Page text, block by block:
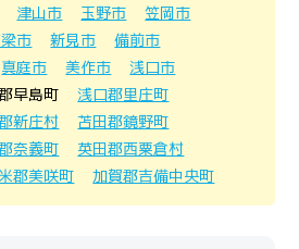
津山市 玉野市
笠岡市
市 新見市
備前市
真庭市 美作市
浅口市
早島町
浅口郡里庄町
新庄村
苫田郡鏡野町
奈義町
英田郡西粟倉村
郡美咲町 加賀郡吉備中央町